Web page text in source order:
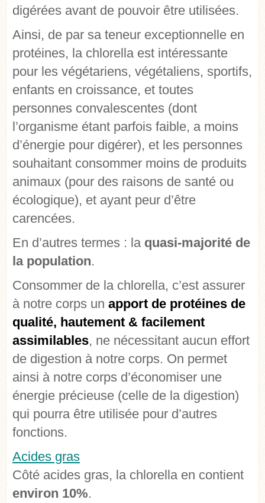
digérées avant de pouvoir être utilisées.
Ainsi, de par sa teneur exceptionnelle en
protéines, la chlorella est intéressante
pour les végétariens, végétaliens, sportifs,
enfants en croissance, et toutes
personnes convalescentes (dont
l’organisme étant parfois faible, a moins
d’énergie pour digérer), et les personnes
souhaitant consommer moins de produits
animaux (pour des raisons de santé ou
écologique), et ayant peur d’être
carencées.
En d’autres termes : la quasi-majorité de
la population.
Consommer de la chlorella, c’est assurer
à notre corps un apport de protéines de
qualité, hautement & facilement
assimilables, ne nécessitant aucun effort
de digestion à notre corps. On permet
ainsi à notre corps d’économiser une
énergie précieuse (celle de la digestion)
qui pourra être utilisée pour d’autres
fonctions.
Acides gras
Côté acides gras, la chlorella en contient
environ 10%.